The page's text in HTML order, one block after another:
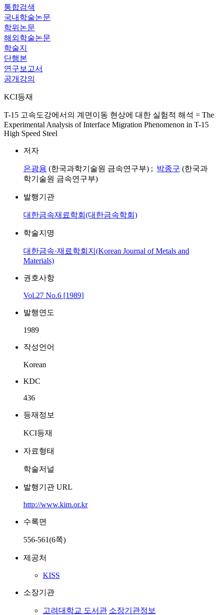
통합검색
국내학술논문
학위논문
해외학술논문
학술지
단행본
연구보고서
공개강의
KCI등재
T-15 고속도강에서의 계면이동 현상에 대한 실험적 해석 = The
Experimental Analysis of Interface Migration Phenomenon in T-15
High Speed Steel
저자
은광용 (한국과학기술원 금속연구부) ; 박종구 (한국과
학기술원 금속연구부)
발행기관
대한금속재료학회(대한금속학회)
학술지명
대한금속·재료학회지(Korean Journal of Metals and
Materials)
권호사항
Vol.27 No.6 [1989]
발행연도
1989
작성언어
Korean
KDC
436
등재정보
KCI등재
자료형태
학술저널
발행기관 URL
http://www.kim.or.kr
수록면
556-561(6쪽)
제공처
KISS
소장기관
고려대학교 도서관 소장기관정보